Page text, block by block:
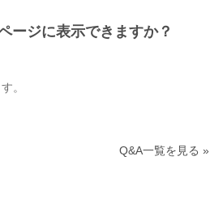
ージに表示できますか？
。
Q&A一覧を見る »